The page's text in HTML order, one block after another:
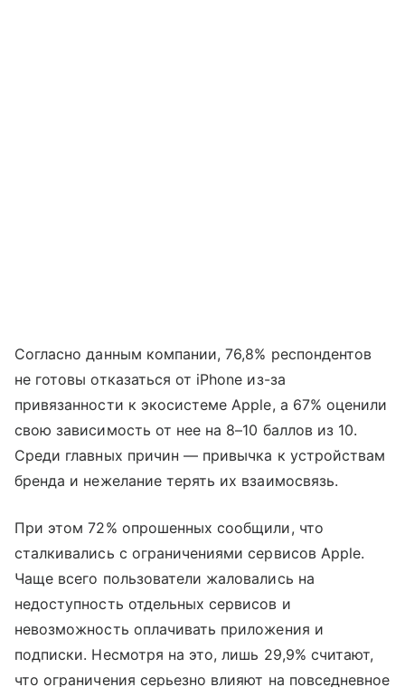
Согласно данным компании, 76,8% респондентов
не готовы отказаться от iPhone из-за
привязанности к экосистеме Apple, а 67% оценили
свою зависимость от нее на 8–10 баллов из 10.
Среди главных причин — привычка к устройствам
бренда и нежелание терять их взаимосвязь.
При этом 72% опрошенных сообщили, что
сталкивались с ограничениями сервисов Apple.
Чаще всего пользователи жаловались на
недоступность отдельных сервисов и
невозможность оплачивать приложения и
подписки. Несмотря на это, лишь 29,9% считают,
что ограничения серьезно влияют на повседневное